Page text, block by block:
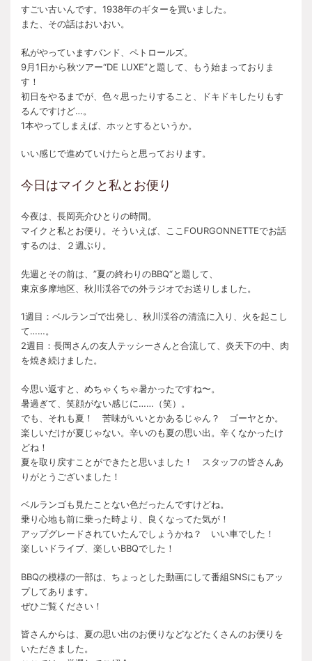
すごい古いんです。1938年のギターを買いました。
また、その話はおいおい。
私がやっていますバンド、ペトロールズ。
9月1日から秋ツアー“DE LUXE”と題して、もう始まっておりま
す！
初日をやるまでが、色々思ったりすること、ドキドキしたりもす
るんですけど…。
1本やってしまえば、ホッとするというか。
いい感じで進めていけたらと思っております。
今日はマイクと私とお便り
今夜は、長岡亮介ひとりの時間。
マイクと私とお便り。そういえば、ここFOURGONNETTEでお話
するのは、２週ぶり。
先週とその前は、”夏の終わりのBBQ“と題して、
東京多摩地区、秋川渓谷での外ラジオでお送りしました。
1週目：ベルランゴで出発し、秋川渓谷の清流に入り、火を起こし
て……。
2週目：長岡さんの友人テッシーさんと合流して、炎天下の中、肉
を焼き続けました。
今思い返すと、めちゃくちゃ暑かったですね〜。
暑過ぎて、笑顔がない感じに……（笑）。
でも、それも夏！ 苦味がいいとかあるじゃん？ ゴーヤとか。
楽しいだけが夏じゃない。辛いのも夏の思い出。辛くなかったけ
どね！
夏を取り戻すことができたと思いました！ スタッフの皆さんあ
りがとうございました！
ベルランゴも見たことない色だったんですけどね。
乗り心地も前に乗った時より、良くなってた気が！
アップグレードされていたんでしょうかね？ いい車でした！
楽しいドライブ、楽しいBBQでした！
BBQの模様の一部は、ちょっとした動画にして番組SNSにもアッ
プしてあります。
ぜひご覧ください！
皆さんからは、夏の思い出のお便りなどなどたくさんのお便りを
いただきました。